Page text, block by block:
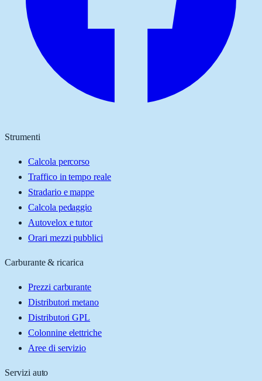
Strumenti
Calcola percorso
Traffico in tempo reale
Stradario e mappe
Calcola pedaggio
Autovelox e tutor
Orari mezzi pubblici
Carburante & ricarica
Prezzi carburante
Distributori metano
Distributori GPL
Colonnine elettriche
Aree di servizio
Servizi auto